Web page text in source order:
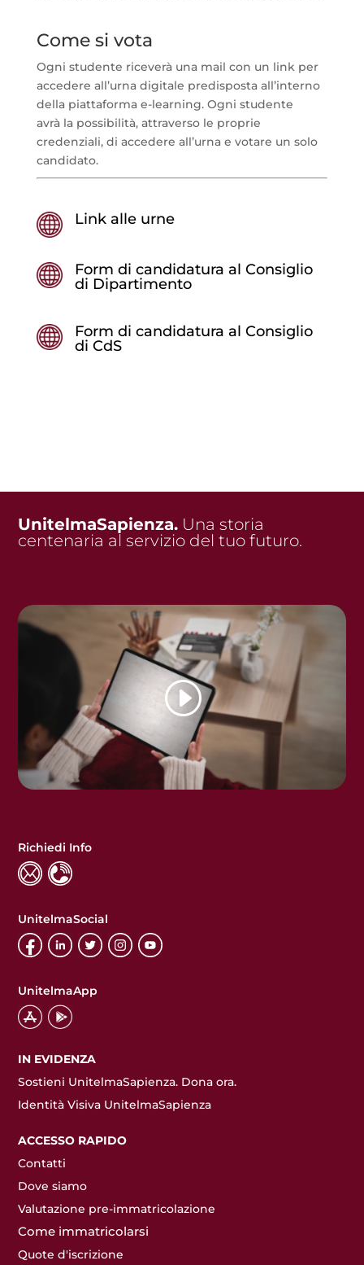
Come si vota
Ogni studente riceverà una mail con un link per
accedere all’urna digitale predisposta all’interno
della piattaforma e-learning. Ogni studente
avrà la possibilità, attraverso le proprie
credenziali, di accedere all’urna e votare un solo
candidato.
Link alle urne
Form di candidatura al Consiglio
di Dipartimento
Form di candidatura al Consiglio
di CdS
UnitelmaSapienza. Una storia
centenaria al servizio del tuo futuro.
Richiedi Info
UnitelmaSocial
UnitelmaApp
IN EVIDENZA
Sostieni UnitelmaSapienza. Dona ora.
Identità Visiva UnitelmaSapienza
ACCESSO RAPIDO
Contatti
Dove siamo
Valutazione pre-immatricolazione
Come immatricolarsi
Quote d'iscrizione